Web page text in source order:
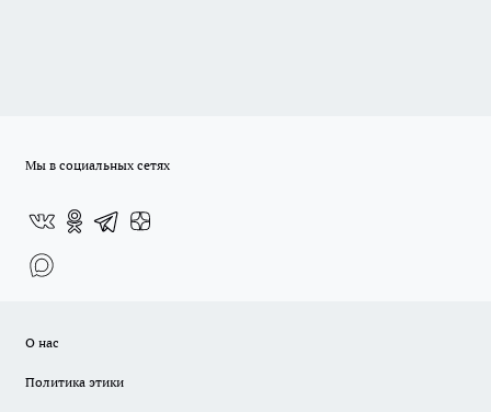
Мы в социальных сетях
О нас
Политика этики